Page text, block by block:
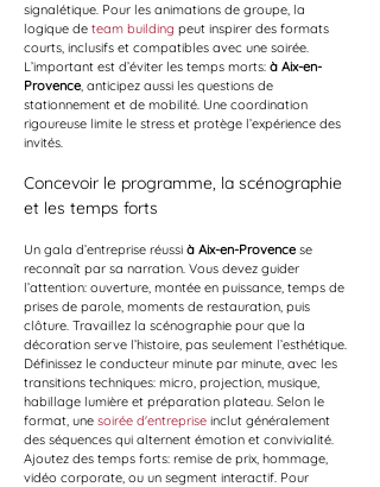
signalétique. Pour les animations de groupe, la
logique de team building peut inspirer des formats
courts, inclusifs et compatibles avec une soirée.
L’important est d’éviter les temps morts: à Aix-en-
Provence, anticipez aussi les questions de
stationnement et de mobilité. Une coordination
rigoureuse limite le stress et protège l’expérience des
invités.
Concevoir le programme, la scénographie
et les temps forts
Un gala d’entreprise réussi à Aix-en-Provence se
reconnaît par sa narration. Vous devez guider
l’attention: ouverture, montée en puissance, temps de
prises de parole, moments de restauration, puis
clôture. Travaillez la scénographie pour que la
décoration serve l’histoire, pas seulement l’esthétique.
Définissez le conducteur minute par minute, avec les
transitions techniques: micro, projection, musique,
habillage lumière et préparation plateau. Selon le
format, une soirée d'entreprise inclut généralement
des séquences qui alternent émotion et convivialité.
Ajoutez des temps forts: remise de prix, hommage,
vidéo corporate, ou un segment interactif. Pour